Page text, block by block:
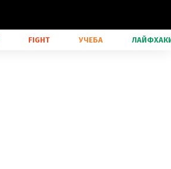
FIGHT УЧЕБА